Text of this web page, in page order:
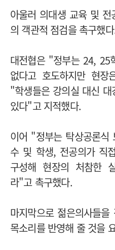
아울러 의대생 교육 및
의 객관적 점검을 촉구했
대전협은 "정부는 24, 25
없다고 호도하지만 현
"학생들은 강의실 대신
있다"고 지적했다.
이어 "정부는 탁상공론
수 및 학생, 전공의가 직
구성해 현장의 처참한
라"고 촉구했다.
마지막으로 젊은의사들
목소리를 반영해 줄 것을